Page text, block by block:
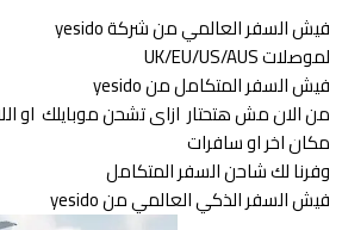
فيش السفر العالمي من شركة yesido
لموصلات UK/EU/US/AUS
فيش السفر المتكامل من yesido
من الان مش هتحتار ازاى تشحن موبايلك او
مكان اخر او سافرات
وفرنا لك شاحن السفر المتكامل
فيش السفر الذكي العالمي من yesido